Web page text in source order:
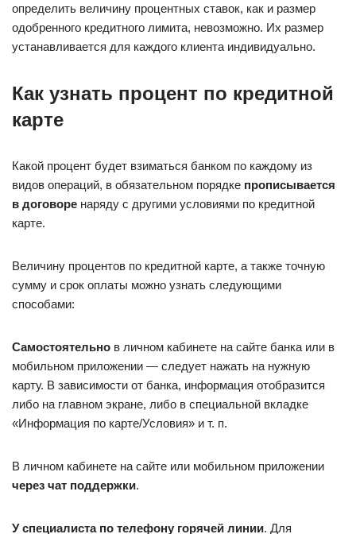
определить величину процентных ставок, как и размер
одобренного кредитного лимита, невозможно. Их размер
устанавливается для каждого клиента индивидуально.
Как узнать процент по кредитной
карте
Какой процент будет взиматься банком по каждому из
видов операций, в обязательном порядке прописывается
в договоре наряду с другими условиями по кредитной
карте.
Величину процентов по кредитной карте, а также точную
сумму и срок оплаты можно узнать следующими
способами:
Самостоятельно в личном кабинете на сайте банка или в
мобильном приложении — следует нажать на нужную
карту. В зависимости от банка, информация отобразится
либо на главном экране, либо в специальной вкладке
«Информация по карте/Условия» и т. п.
В личном кабинете на сайте или мобильном приложении
через чат поддержки.
У специалиста по телефону горячей линии. Для